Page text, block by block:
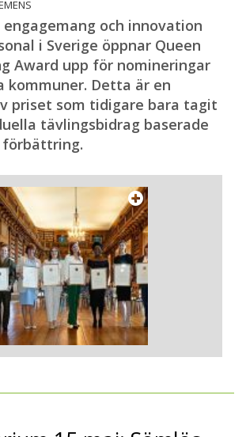
och innovation
i Sverige öppnar Queen
Award upp för nomineringar
kommuner. Detta är en
priset som tidigare bara tagit
tävlingsbidrag baserade
förbättring.